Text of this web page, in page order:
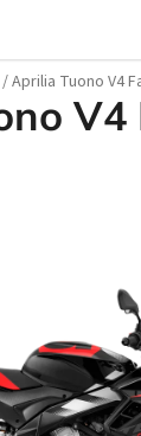
/Aprilia Tuono V4
V4